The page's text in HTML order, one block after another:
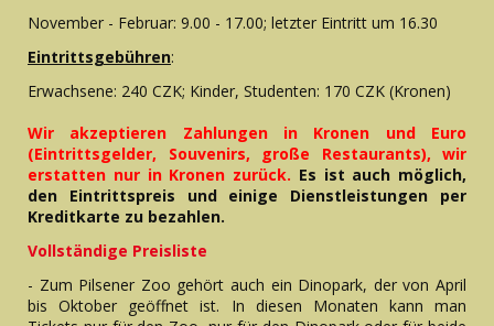
November - Februar: 9.00 - 17.00; letzter Eintritt um 16.30
Eintrittsgebühren:
Erwachsene: 240 CZK; Kinder, Studenten: 170 CZK (Kronen)
Wir akzeptieren Zahlungen in Kronen und Euro
(Eintrittsgelder, Souvenirs, große Restaurants), wir
erstatten nur in Kronen zurück. Es ist auch möglich,
den Eintrittspreis und einige Dienstleistungen per
Kreditkarte zu bezahlen.
Vollständige Preisliste
- Zum Pilsener Zoo gehört auch ein Dinopark, der von April
bis Oktober geöffnet ist. In diesen Monaten kann man